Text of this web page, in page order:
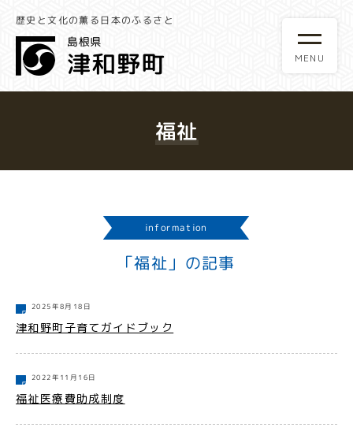
歴史と文化の薫る日本のふるさと
福祉
information
「福祉」の記事
2025年8月18日
津和野町子育てガイドブック
2022年11月16日
福祉医療費助成制度